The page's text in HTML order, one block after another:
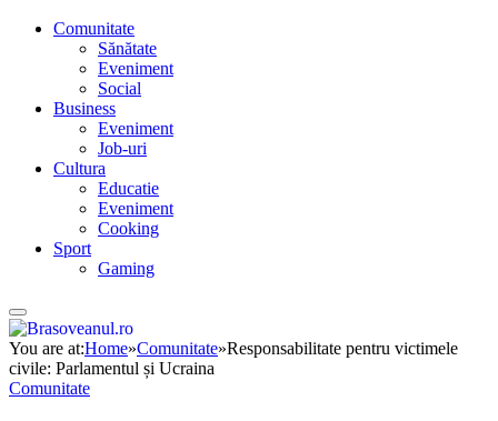
Comunitate
Sănătate
Eveniment
Social
Business
Eveniment
Job-uri
Cultura
Educatie
Eveniment
Cooking
Sport
Gaming
You are at:Home»Comunitate»Responsabilitate pentru victimele
civile: Parlamentul și Ucraina
Comunitate